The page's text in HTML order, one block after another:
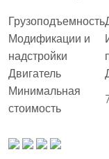
Грузоподъемность
Модификации и
надстройки
Двигатель
Минимальная
стоимость